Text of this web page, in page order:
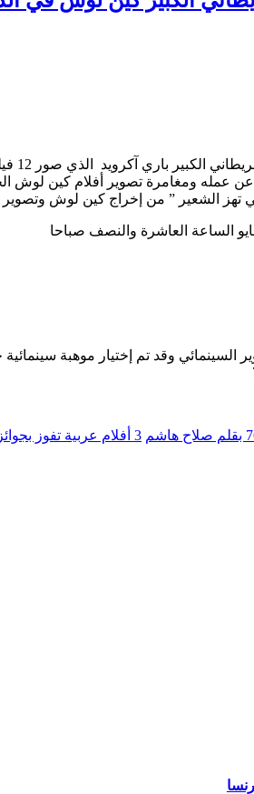
السينما يحكي فيه عن عمله ومغامرة تصوير
تهز الشعير ” من إخراج كين لوش وتصوير
السينمائي وقد تم إختيار موهبة
3 أفلام عربية تفوز بجوائز في مسابقة قسم ” نظرة ما “في مهرجان ” كان ” 76.